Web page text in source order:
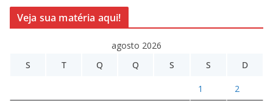
Veja sua matéria aqui!
agosto 2026
S
T Q Q S S D
1 2